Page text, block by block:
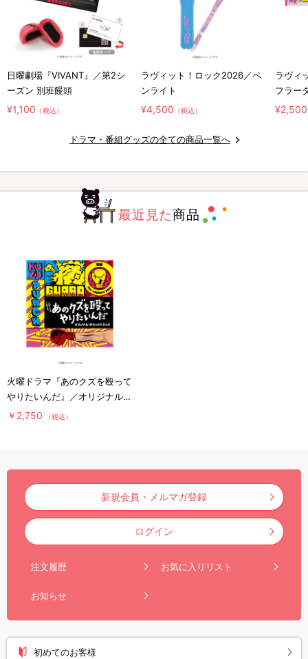
日曜劇場『VIVANT』／第2シ
ーズン 別班饅頭
¥1,100 （税込）
ラヴィット！ロック2026／ペ
ンライト
¥4,500 （税込）
ラヴィ
フラー
¥2,500
ドラマ・番組グッズの全ての商品一覧へ
最近見た商品
火曜ドラマ『あのクズを殴って
やりたいんだ』／オリジナル・
サウンドトラック／CD
￥2,750 （税込）
新規会員・メルマガ登録
ログイン
注文履歴 お気に入りリスト
お知らせ
初めてのお客様